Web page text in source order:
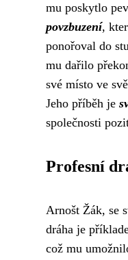
mu poskytlo
povzbuzení,
ponořoval do
mu dařilo
své místo ve
Jeho příběh je
společnosti
Profesní
Arnošt Žák, se
dráha je
což mu